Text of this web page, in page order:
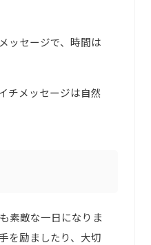
ッセージで、時間は
チメッセージは自然
素敵な一日になりま
を励ましたり、大切